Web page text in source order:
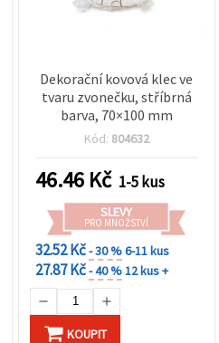
Dekorační kovová klec ve
tvaru zvonečku, stříbrná
barva, 70×100 mm
Kód: 804632
46.46 Kč 1-5 kus
SLEVY
PRO MNOŽSTVÍ
32.52 Kč- 30 %6-11 kus
27.87 Kč- 40 %12 kus +
KOUPIT